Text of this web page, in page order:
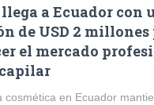
a Ecuador con
de USD 2 millones
el mercado
cosmética en Ecuador